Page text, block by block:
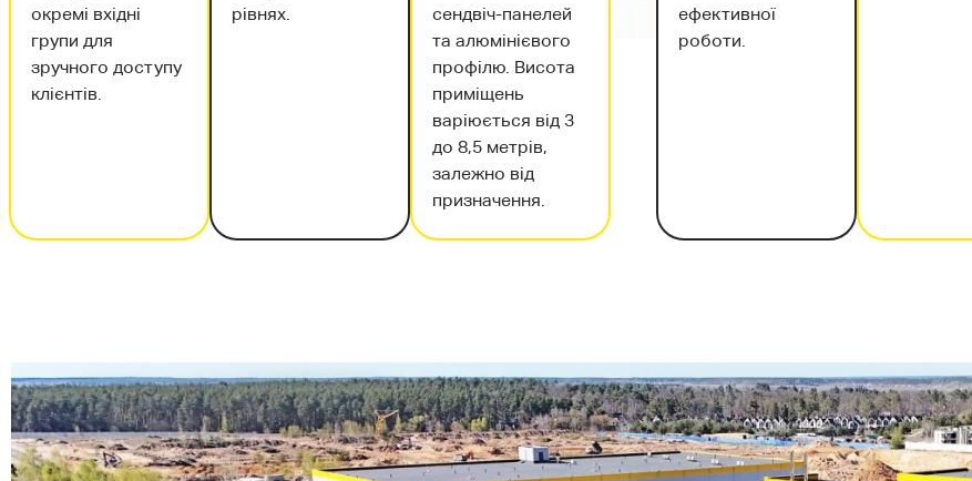
окремі вхідні
групи для
зручного доступу
клієнтів.
рівнях.
сендвіч-панелей
та алюмінієвого
профілю. Висота
приміщень
варіюється від 3
до 8,5 метрів,
залежно від
призначення.
ефективної
роботи.